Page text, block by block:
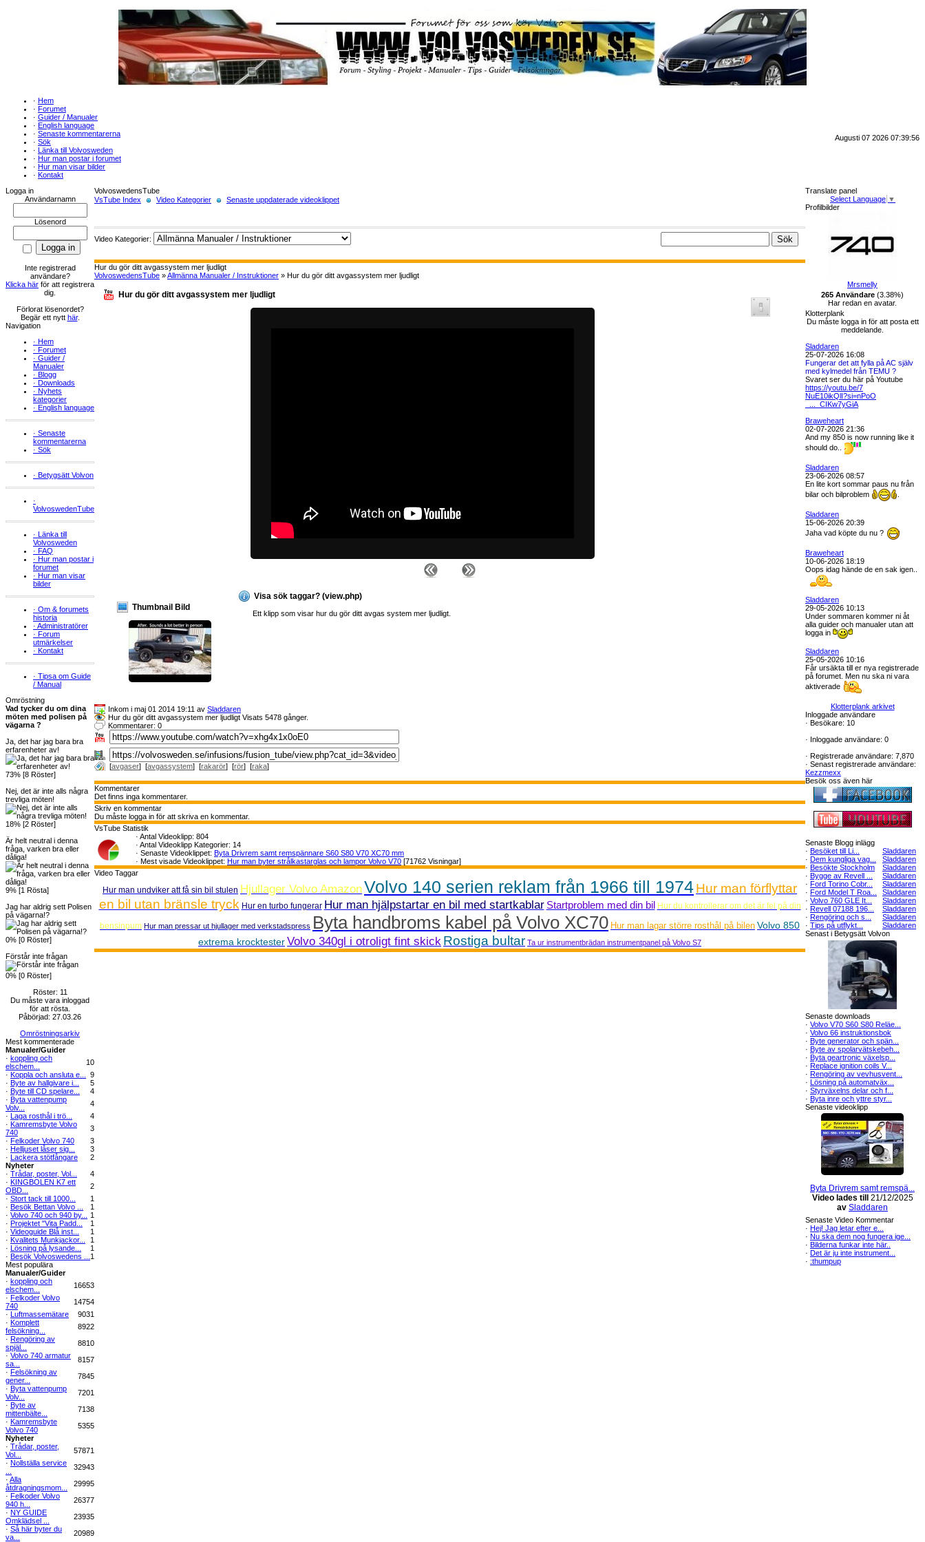
· Hem
· Forumet
· Guider / Manualer
· English language
· Senaste kommentarerna
· Sök
· Länka till Volvosweden
· Hur man postar i forumet
· Hur man visar bilder
· Kontakt
Augusti 07 2026 07:39:56
Logga in
Användarnamn
Lösenord
Inte registrerad
användare?
Klicka här för att registrera
dig.
Förlorat lösenordet?
Begär ett nytt här.
Navigation
· Hem
· Forumet
· Guider /
Manualer
· Blogg
· Downloads
· Nyhets
kategorier
· English language
· Senaste
kommentarerna
· Sök
· Betygsätt Volvon
·
VolvoswedenTube
· Länka till
Volvosweden
· FAQ
· Hur man postar i
forumet
· Hur man visar
bilder
· Om & forumets
historia
· Administratörer
· Forum
utmärkelser
· Kontakt
· Tipsa om Guide
/ Manual
Omröstning
Vad tycker du om dina
möten med polisen på
vägarna ?
Ja, det har jag bara bra
erfarenheter av!
73% [8 Röster]
Nej, det är inte alls några
trevliga möten!
18% [2 Röster]
Är helt neutral i denna
fråga, varken bra eller
dåliga!
9% [1 Rösta]
Jag har aldrig sett Polisen
på vägarna!?
0% [0 Röster]
Förstår inte frågan
0% [0 Röster]
Röster: 11
Du måste vara inloggad
för att rösta.
Påbörjad: 27.03.26
Omröstningsarkiv
Mest kommenterade
Manualer/Guider
· koppling och
elschem...
10
· Koppla och ansluta e...
9
· Byte av hallgivare i...
5
· Byte till CD spelare...
4
· Byta vattenpump
Volv...
4
· Laga rosthål i trö...
4
· Kamremsbyte Volvo
740
3
· Felkoder Volvo 740
3
· Helljuset låser sig...
3
· Lackera stötfångare
2
Nyheter
· Trådar, poster, Vol...
4
· KINGBOLEN K7 ett
OBD...
2
· Stort tack till 1000...
1
· Besök Bettan Volvo ...
1
· Volvo 740 och 940 by...
1
· Projektet "Vita Padd...
1
· Videoguide Blå inst...
1
· Kvalitets Munkjackor...
1
· Lösning på lysande...
1
· Besök Volvoswedens ... 1
Mest populära
Manualer/Guider
· koppling och
elschem...
16653
· Felkoder Volvo
740
14754
· Luftmassemätare
9031
· Komplett
felsökning...
8922
· Rengöring av
spjäl...
8810
· Volvo 740 armatur
sa...
8157
· Felsökning av
gener...
7845
· Byta vattenpump
Volv...
7201
· Byte av
mittenbälte...
7138
· Kamremsbyte
Volvo 740
5355
Nyheter
· Trådar, poster,
Vol...
57871
· Nollställa service
32943
· Alla
åtdragningsmom...
29995
· Felkoder Volvo
940 h...
26377
· NY GUIDE
Omklädsel ...
23935
· Så här byter du
va...
20989
VolvoswedensTube
VsTube Index
Video Kategorier Senaste uppdaterade videoklippet
Video Kategorier:
Hur du gör ditt avgassystem mer ljudligt
VolvoswedensTube »Allmänna Manualer / Instruktioner » Hur du gör ditt avgassystem mer ljudligt
Hur du gör ditt avgassystem mer ljudligt
Thumbnail Bild
Visa sök taggar? (view.php)
Ett klipp som visar hur du gör ditt avgas system mer ljudligt.
Inkom i maj 01 2014 19:11 av Sladdaren
Hur du gör ditt avgassystem mer ljudligt Visats 5478 gånger.
Kommentarer: 0
[avgaser] [avgassystem] [rakarör] [rör] [raka]
Kommentarer
Det finns inga kommentarer.
Skriv en kommentar
Du måste logga in för att skriva en kommentar.
VsTube Statistik
· Antal Videoklipp: 804
· Antal Videoklipp Kategorier: 14
· Senaste Videoklippet: Byta Drivrem samt remspännare S60 S80 V70 XC70 mm
· Mest visade Videoklippet: Hur man byter strålkastarglas och lampor Volvo V70 [71762 Visningar]
Video Taggar
Hur man undviker att få sin bil stulen Hjullager Volvo AmazonVolvo 140 serien reklam från 1966 till 1974Hur man förflyttar
en bil utan bränsle tryck Hur en turbo fungerar Hur man hjälpstartar en bil med startkablar Startproblem med din bil Hur du kontrollerar om det är fel på din
bensinpum Hur man pressar ut hjullager med verkstadspress Byta handbroms kabel på Volvo XC70 Hur man lagar större rosthål på bilen Volvo 850
extrema krocktesterVolvo 340gl i otroligt fint skick Rostiga bultar Ta ur instrumentbrädan instrumentpanel på Volvo S7
Translate panel
Select Language ▼
Profilbilder
Mrsmelly
265 Användare (3.38%)
Har redan en avatar.
Klotterplank
Du måste logga in för att posta ett
meddelande.
Sladdaren
25-07-2026 16:08
Fungerar det att fylla på AC själv
med kylmedel från TEMU ?
Svaret ser du här på Youtube
https://youtu.be/7
NuE10ikQlI?si=nPoO
_..._CIKw7yGiA
Braweheart
02-07-2026 21:36
And my 850 is now running like it
should do..
Sladdaren
23-06-2026 08:57
En lite kort sommar paus nu från
bilar och bilproblem
Sladdaren
15-06-2026 20:39
Jaha vad köpte du nu ?
Braweheart
10-06-2026 18:19
Oops idag hände de en sak igen..
Sladdaren
29-05-2026 10:13
Under sommaren kommer ni åt
alla guider och manualer utan att
logga in
Sladdaren
25-05-2026 10:16
Får ursäkta till er nya registrerade
på forumet. Men nu ska ni vara
aktiverade
Klotterplank arkivet
Inloggade användare
· Besökare: 10
· Inloggade användare: 0
· Registrerade användare: 7,870
· Senast registrerade användare:
Kezzmexx
Besök oss även här
Senaste Blogg inlägg
· Besöket till Li...
Sladdaren
· Dem kungliga vag...
Sladdaren
· Besökte Stockholm
Sladdaren
· Bygge av Revell ...
Sladdaren
· Ford Torino Cobr...
Sladdaren
· Ford Model T Roa...
Sladdaren
· Volvo 760 GLE It...
Sladdaren
· Revell 07188 196...
Sladdaren
· Rengöring och s...
Sladdaren
· Tips på utflykt...
Sladdaren
Senast i Betygsätt Volvon
Senaste downloads
· Volvo V70 S60 S80 Reläe...
· Volvo 66 instruktionsbok
· Byte generator och spän...
· Byte av spolarvätskebeh...
· Byta geartronic växelsp...
· Replace ignition coils V...
· Rengöring av vevhusvent...
· Lösning på automatväx...
· Styrväxelns delar och f...
· Byta inre och yttre styr...
Senaste videoklipp
Byta Drivrem samt remspä...
Video lades till
21/12/2025
av Sladdaren
Senaste Video Kommentar
· Hej! Jag letar efter e...
· Nu ska dem nog fungera ige...
· Bilderna funkar inte här..
· Det är ju inte instrument...
· :thumpup